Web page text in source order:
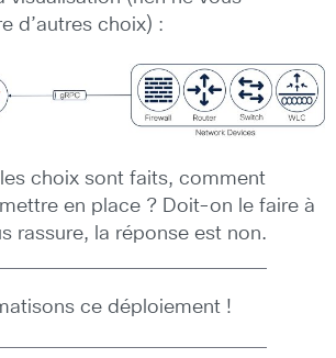
d’autres choix) :
choix sont faits, comment
en place ? Doit-on le faire à
rassure, la réponse est non.
ce déploiement !